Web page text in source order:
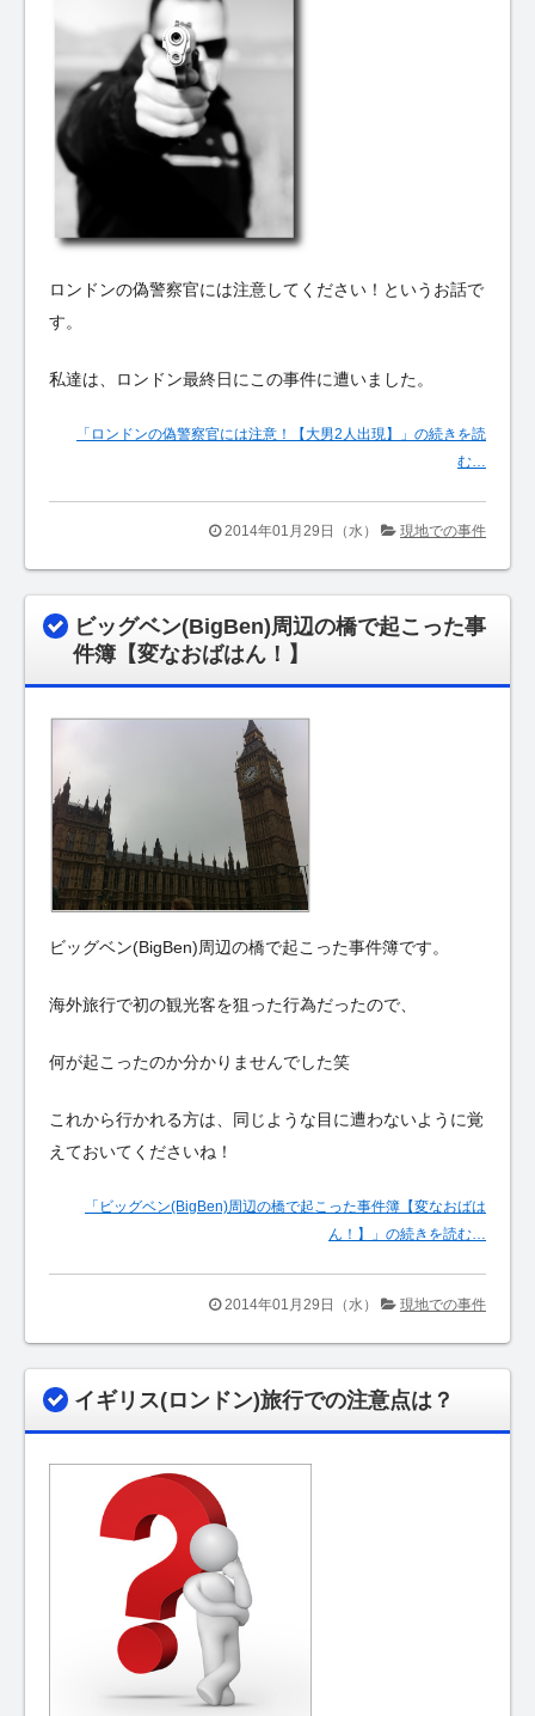
ロンドンの偽警察官には注意してください！というお話で
す。
私達は、ロンドン最終日にこの事件に遭いました。
「ロンドンの偽警察官には注意！【大男2人出現】」の続きを読
む…
2014年01月29日（水） 現地での事件
ビッグベン(BigBen)周辺の橋で起こった事
件簿【変なおばはん！】
ビッグベン(BigBen)周辺の橋で起こった事件簿です。
海外旅行で初の観光客を狙った行為だったので、
何が起こったのか分かりませんでした笑
これから行かれる方は、同じような目に遭わないように覚
えておいてくださいね！
「ビッグベン(BigBen)周辺の橋で起こった事件簿【変なおばは
ん！】」の続きを読む…
2014年01月29日（水） 現地での事件
イギリス(ロンドン)旅行での注意点は？